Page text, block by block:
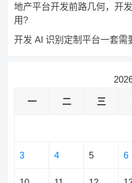
地产平台开发前路几何，开
用?
开发 AI 识别定制平台一套需
一 二 三
3 4 5 6